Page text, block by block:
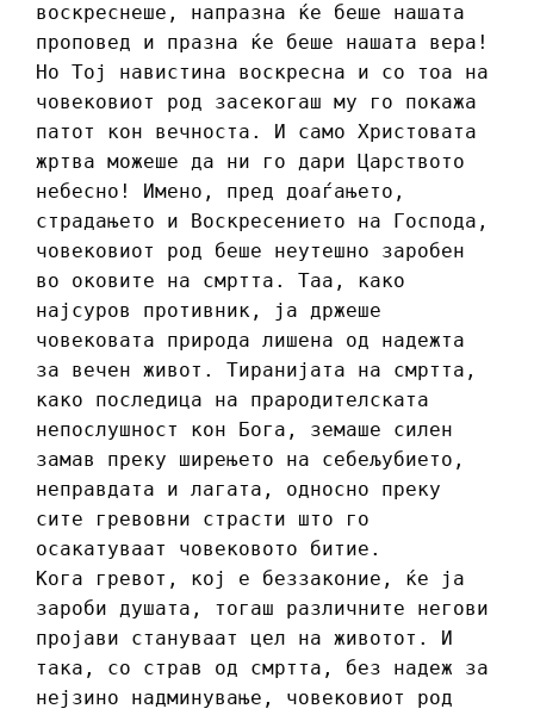
воскреснеше, напразна ќе беше нашата
проповед и празна ќе беше нашата вера!
Но Тој навистина воскресна и со тоа на
човековиот род засекогаш му го покажа
патот кон вечноста. И само Христовата
жртва можеше да ни го дари Царството
небесно! Имено, пред доаѓањето,
страдањето и Воскресението на Господа,
човековиот род беше неутешно заробен
во оковите на смртта. Таа, како
најсуров противник, ја држеше
човековата природа лишена од надежта
за вечен живот. Тиранијата на смртта,
како последица на прародителската
непослушност кон Бога, земаше силен
замав преку ширењето на себељубието,
неправдата и лагата, односно преку
сите гревовни страсти што го
осакатуваат човековото битие.
Кога гревот, кој е беззаконие, ќе ја
зароби душата, тогаш различните негови
пројави стануваат цел на животот. И
така, со страв од смртта, без надеж за
нејзино надминување, човековиот род